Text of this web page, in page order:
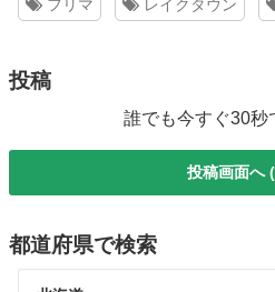
フリマ レイクタウン
投稿
誰でも今すぐ30秒
投稿画面へ
都道府県で検索